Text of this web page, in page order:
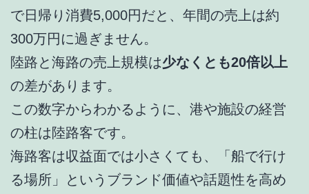
で日帰り消費5,000円だと、年間の売上は約
300万円に過ぎません。
陸路と海路の売上規模は少なくとも20倍以上
の差があります。
この数字からわかるように、港や施設の経営
の柱は陸路客です。
海路客は収益面では小さくても、「船で行け
る場所」というブランド価値や話題性を高め